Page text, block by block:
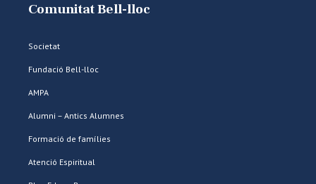
Comunitat Bell-lloc
Societat
Fundació Bell-lloc
AMPA
Alumni – Antics Alumnes
Formació de famílies
Atenció Espiritual